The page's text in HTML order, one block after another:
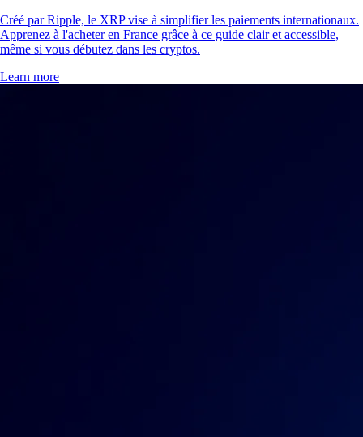
Créé par Ripple, le XRP vise à simplifier les paiements internationaux.
Apprenez à l'acheter en France grâce à ce guide clair et accessible,
même si vous débutez dans les cryptos.
Learn more